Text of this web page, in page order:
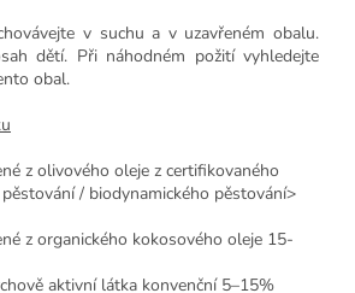
v suchu a v uzavřeném obalu.
dětí. Při náhodném požití vyhledejte
obal.
z olivového oleje z certifikovaného
/ biodynamického pěstování>
z organického kokosového oleje 15-
aktivní látka konvenční 5–15%